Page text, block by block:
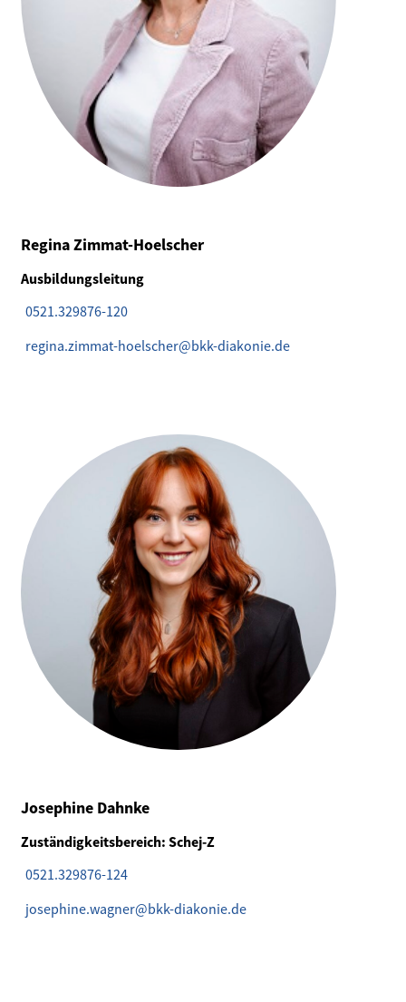
Regina Zimmat-Hoelscher
Ausbildungsleitung
0521.329876-120
regina.zimmat-hoelscher@bkk-diakonie.de
Josephine Dahnke
Zuständigkeitsbereich: Schej-Z
0521.329876-124
josephine.wagner@bkk-diakonie.de